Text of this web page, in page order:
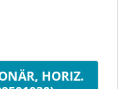
HORIZ.